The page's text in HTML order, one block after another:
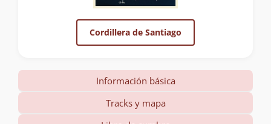
Cordillera de Santiago
Información básica
Tracks y mapa